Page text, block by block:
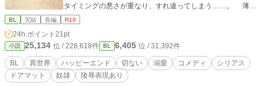
タイミングの悪さが重なり、すれ違ってしまう……。 薄幸
な青年が近未来日本から魔法ありのファンタジー世界へ転移
愛される物語（宮廷魔道士兼第三王子×死にたがりのドール）
BL 完結 長編 R18
24h.ポイント 21pt
小説 25,134 位 / 228,618件 BL 6,405 位 / 31,392件
BL 異世界 ハッピーエンド 切ない 溺愛 コメディ
シリアス
ドアマット
奴隷 陵辱表現あり